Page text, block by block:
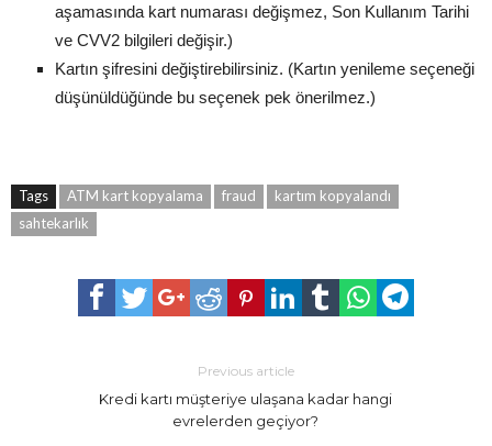
aşamasında kart numarası değişmez, Son Kullanım Tarihi
ve CVV2 bilgileri değişir.)
Kartın şifresini değiştirebilirsiniz. (Kartın yenileme seçeneği
düşünüldüğünde bu seçenek pek önerilmez.)
Tags ATM kart kopyalama fraud
kartım kopyalandı
sahtekarlık
Previous article
Kredi kartı müşteriye ulaşana kadar hangi
evrelerden geçiyor?